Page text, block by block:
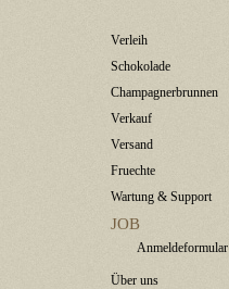
Verleih
Schokolade
Champagnerbrunnen
Verkauf
Versand
Fruechte
Wartung & Support
JOB
Anmeldeformular
Über uns